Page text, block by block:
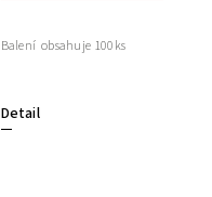
Detail
Balení obsahuje 100ks